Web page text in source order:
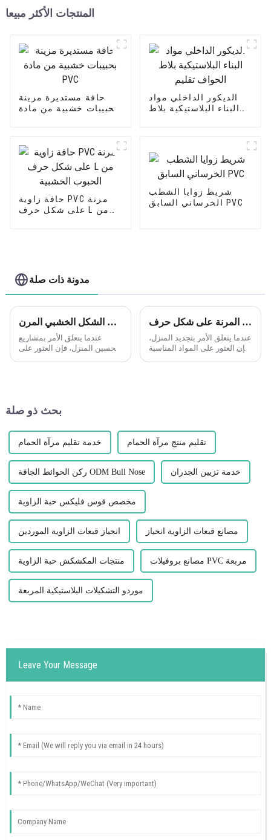
المنتجات الأكثر مبيعا
حافة مستديرة مزينة
بحبيبات خشبية من مادة
الديكور الداخلي مواد
البناء البلاستيكية بلاط
حافة زاوية PVC مرنة
على شكل حرف L من
شريط زوايا الشطب
الخرساني السابق PVC
مدونة ذات صلة
استكشاف مرونة حافة الزاوية ذات الشكل الخشبي المرن PVC L من Leguwe
عندما يتعلق الأمر بمشاريع
تحسين المنزل، فإن العثور على
الكشف عن مزايا زخرفة حافة الزاوية البلاستيكية المرنة على شكل حرف L من Leguwe
عندما يتعلق الأمر بتجديد المنزل،
فإن العثور على المواد المناسبة
بحث ذو صلة
خدمة تقليم مرآة الحمام تقليم منتج مرآة الحمام
ركن الحوائط الجافة ODM Bull Nose خدمة تزيين الجدران
مخصص قوس فليكس حبة الزاوية
انحياز قبعات الزاوية الموردين مصانع قبعات الزاوية انحياز
منتجات المكشكش حبة الزاوية مصانع بروفيلات PVC مربعة
موردو التشكيلات البلاستيكية المربعة
Leave Your Message